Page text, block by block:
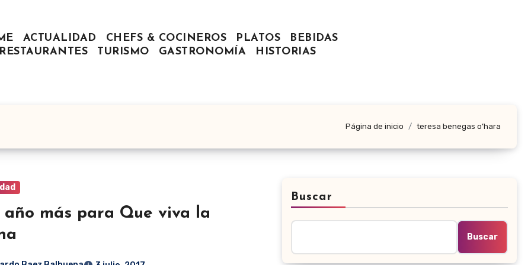
ACTUALIDAD CHEFS & COCINEROS PLATOS
BEBIDAS
RESTAURANTES
TURISMO GASTRONOMÍA HISTORIAS
Página de inicio teresa benegas o’hara
año más para Que viva la
Buscar
Buscar